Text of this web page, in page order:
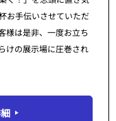
お手伝いさせていただ
様は是非、一度お立ち
けの展示場に圧巻され